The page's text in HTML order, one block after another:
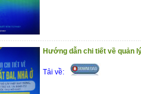
Hướng dẫn chi tiết về quản
Tải về: